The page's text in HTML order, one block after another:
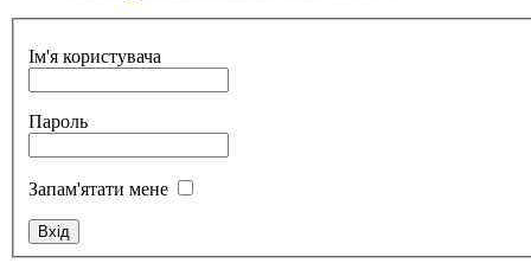
Ім'я користувача
Пароль
Запам'ятати мене